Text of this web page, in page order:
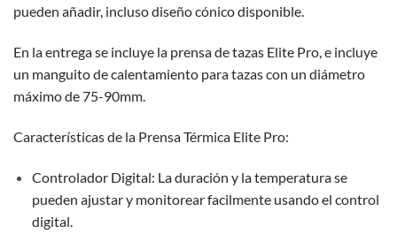
pueden añadir, incluso diseño cónico disponible.
En la entrega se incluye la prensa de tazas Elite Pro, e incluye
un manguito de calentamiento para tazas con un diámetro
máximo de 75-90mm.
Características de la Prensa Térmica Elite Pro:
Controlador Digital: La duración y la temperatura se
pueden ajustar y monitorear facilmente usando el control
digital.